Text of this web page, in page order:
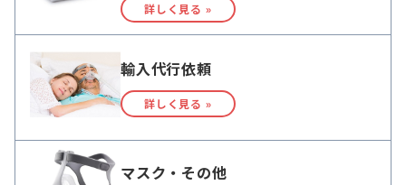
詳しく見る »
輸入代行依頼
詳しく見る »
マスク・その他